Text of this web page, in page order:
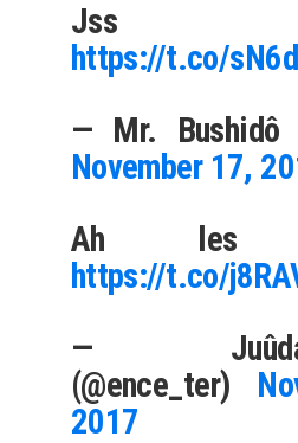
Jss
https://t.co/
— Mr. Bushidô
November 17,
Ah les
https://t.co/
—
(@ence_ter)
2017